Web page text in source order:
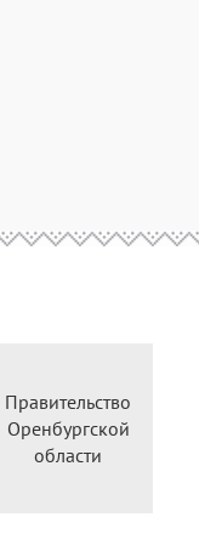
Правительство
Оренбургской
области